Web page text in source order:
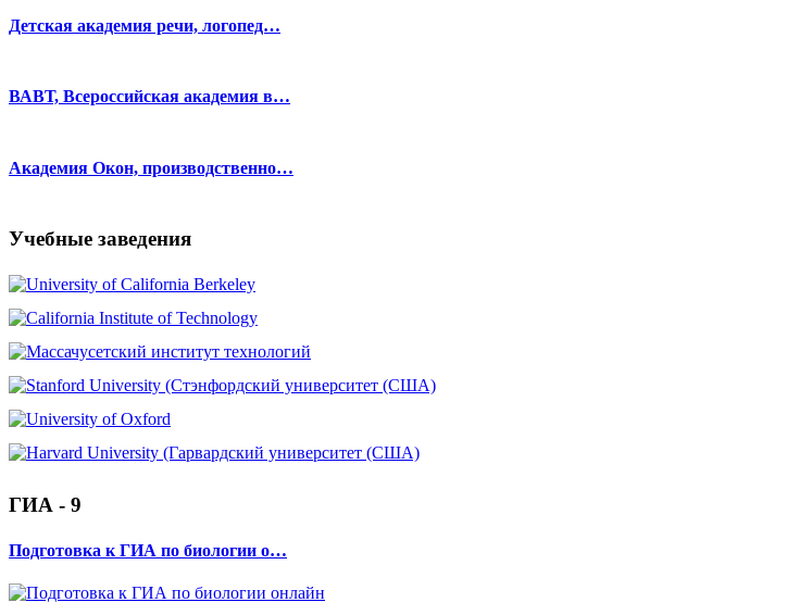
Детская академия речи, логопед…
ВАВТ, Всероссийская академия в…
Академия Окон, производственно…
Учебные заведения
ГИА - 9
Подготовка к ГИА по биологии о…